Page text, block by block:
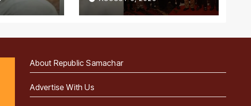
About Republic Samachar
Advertise With Us